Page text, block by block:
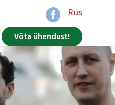
Rus
Võta ühendust!